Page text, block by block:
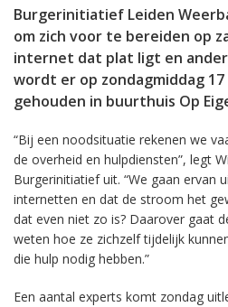
Burgerinitiatief Leiden
om zich voor te bereiden op
internet dat plat ligt en
wordt er op zondagmiddag
gehouden in buurthuis Op
“Bij een noodsituatie rekenen we
de overheid en hulpdiensten”, legt
Burgerinitiatief uit. “We gaan ervan
internetten en dat de stroom het
dat even niet zo is? Daarover gaat
weten hoe ze zichzelf tijdelijk
die hulp nodig hebben.”
Een aantal experts komt zondag